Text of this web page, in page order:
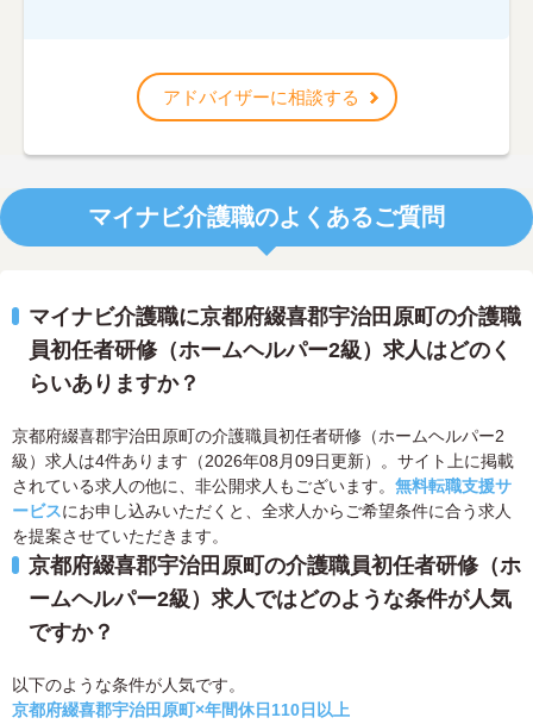
アドバイザーに相談する
マイナビ介護職のよくあるご質問
マイナビ介護職に京都府綴喜郡宇治田原町の介護職
員初任者研修（ホームヘルパー2級）求人はどのく
らいありますか？
京都府綴喜郡宇治田原町の介護職員初任者研修（ホームヘルパー2
級）求人は4件あります（2026年08月09日更新）。サイト上に掲載
されている求人の他に、非公開求人もございます。 無料転職支援サ
ービスにお申し込みいただくと、全求人からご希望条件に合う求人
を提案させていただきます。
京都府綴喜郡宇治田原町の介護職員初任者研修（ホ
ームヘルパー2級）求人ではどのような条件が人気
ですか？
以下のような条件が人気です。
京都府綴喜郡宇治田原町×年間休日110日以上